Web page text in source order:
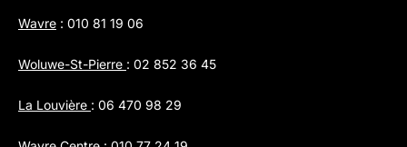
Wavre : 010 81 19 06
Woluwe-St-Pierre : 02 852 36 45
La Louvière : 06 470 98 29